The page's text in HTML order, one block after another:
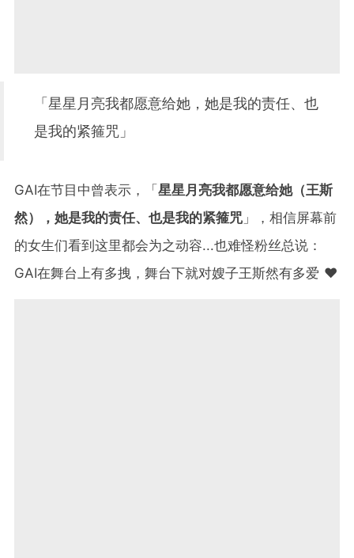
「星星月亮我都愿意给她，她是我的责任、也
是我的紧箍咒」
GAI在节目中曾表示，「星星月亮我都愿意给她（王斯
然），她是我的责任、也是我的紧箍咒 」，相信屏幕前
的女生们看到这里都会为之动容...也难怪粉丝总说：
GAI在舞台上有多拽，舞台下就对嫂子王斯然有多爱 ❤️